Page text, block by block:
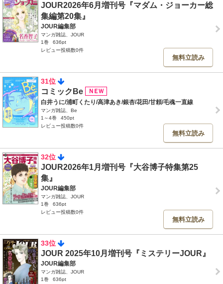
JOUR2026年6月増刊号『マダム・ジョーカー総
集編第20集』
JOUR編集部
マンガ雑誌、JOUR
1巻
636pt
レビュー投稿数0件
無料立読み
31位
コミックBe
白井うに/浦町くたり/高津あき/銀杏/花田/甘頼/毛魂一直線
マンガ雑誌、Be
1～4巻
450pt
レビュー投稿数0件
無料立読み
32位
JOUR2026年1月増刊号『大谷博子特集第25
集』
JOUR編集部
マンガ雑誌、JOUR
1巻
636pt
レビュー投稿数0件
無料立読み
33位
JOUR 2025年10月増刊号『ミステリーJOUR』
JOUR編集部
マンガ雑誌、JOUR
1巻
636pt